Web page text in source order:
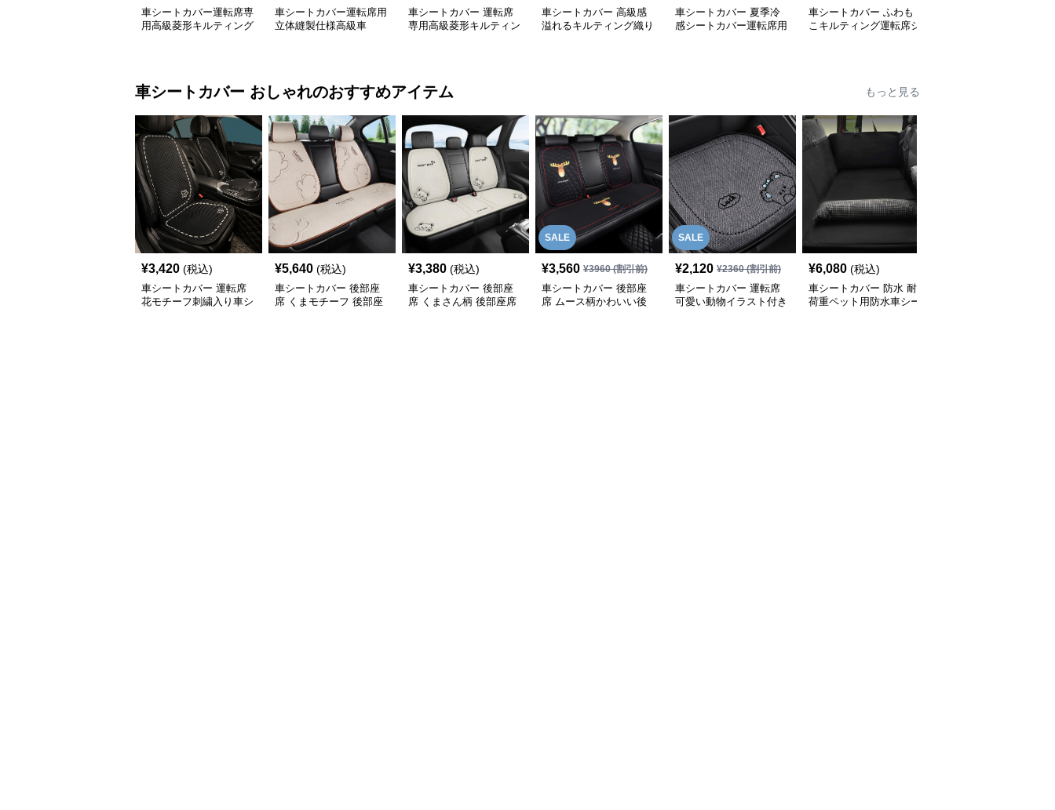
車シートカバー運転席専
用高級菱形キルティング
車シートカバー運転席用
立体縫製仕様高級車
車シートカバー 運転席
専用高級菱形キルティン
車シートカバー 高級感
溢れるキルティング織り
車シートカバー 夏季冷
感シートカバー運転席用
車シートカバー ふわも
こキルティング運転席シ
車シートカバー おしゃれのおすすめアイテム もっと見る
¥3,420 (税込)
車シートカバー 運転席
花モチーフ刺繍入り車シ
¥5,640 (税込)
車シートカバー 後部座
席 くまモチーフ 後部座
¥3,380 (税込)
車シートカバー 後部座
席 くまさん柄 後部座席
SALE
¥3,560 ¥3960(割引前)
車シートカバー 後部座
席 ムース柄かわいい後
SALE
¥2,120 ¥2360(割引前)
車シートカバー 運転席
可愛い動物イラスト付き
¥6,080 (税込)
車シートカバー 防水 耐
荷重ペット用防水車シー